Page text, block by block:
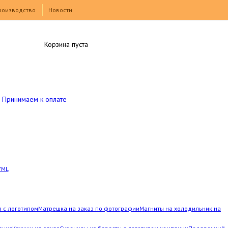
Новости
с логотипомМатрешка на заказ по фотографииМагниты на холодильник на
Принимаем к оплате
Корзина пуста